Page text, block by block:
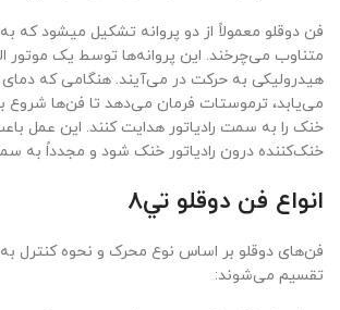
فن دوقلو معمولاً از دو پروانه تشکیل ميشود که
متناوب می‌چرخند. این پروانه‌ها توسط یک موتور
هیدرولیکی به حرکت در می‌آیند. هنگامی که دمای
می‌یابد، ترموستات فرمان می‌دهد تا فن‌ها شروع
خنک را به سمت رادیاتور هدایت کنند. این عمل
خنک‌کننده درون رادیاتور خنک شود و مجدداً به
انواع فن دوقلو تي٨
فن‌های دوقلو بر اساس نوع محرک و نحوه کنترل
تقسیم می‌شوند: